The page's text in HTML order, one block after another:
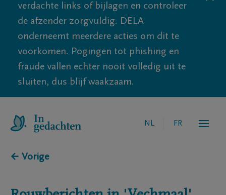
verdachte links of bijlagen en controleer
de afzender zorgvuldig. DELA
onderneemt meerdere acties om dit te
voorkomen. Pogingen tot phishing en
fraude vallen echter nooit volledig uit te
sluiten, dus blijf waakzaam.
NL FR
← Vorige